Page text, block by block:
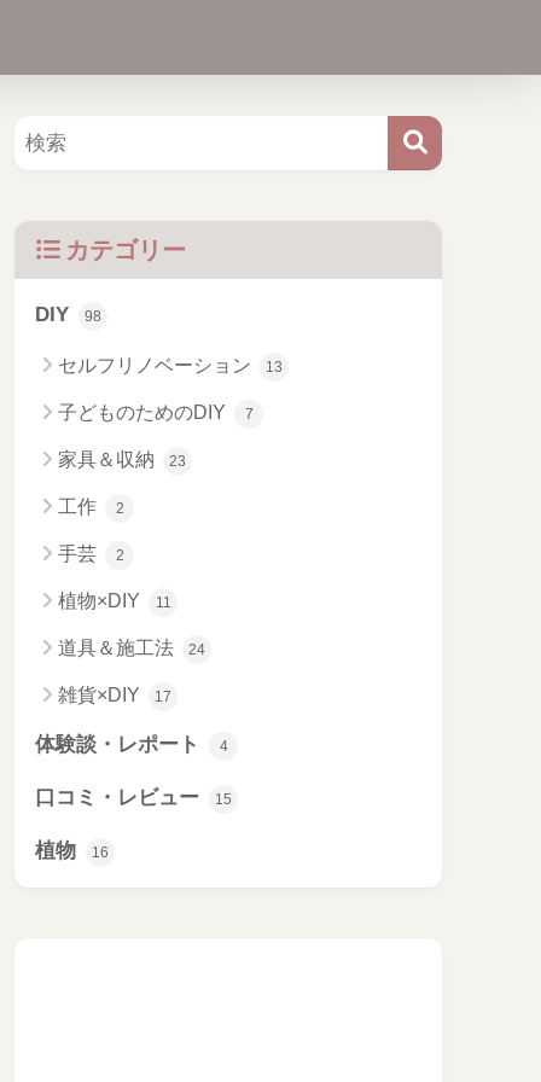
カテゴリー
DIY 98
セルフリノベーション 13
子どものためのDIY 7
家具＆収納 23
工作 2
手芸 2
植物×DIY 11
道具＆施工法 24
雑貨×DIY 17
体験談・レポート 4
口コミ・レビュー 15
植物 16